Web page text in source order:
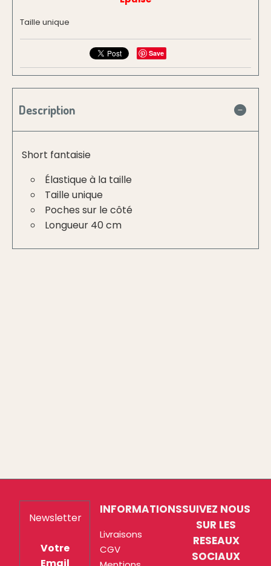
Taille unique
Save
Description
Short fantaisie
Élastique à la taille
Taille unique
Poches sur le côté
Longueur 40 cm
Newsletter
Votre
INFORMATIONS
Livraisons
CGV
SUIVEZ NOUS
SUR LES
RESEAUX
SOCIAUX